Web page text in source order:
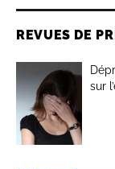
REVUES DE
sur